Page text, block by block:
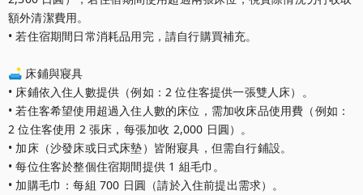
額外清潔費用。
• 若住宿期間日常消耗品用完，請自行購買補充。
🛋️ 床鋪與寢具
• 床鋪依入住人數提供（例如：2 位住客提供一張雙人床）。
• 若住客希望使用超過入住人數的床位，需加收床品使用費（例如：
2 位住客使用 2 張床，每張加收 2,000 日圓）。
• 加床（沙發床或日式床墊）皆附寢具，但需自行鋪設。
• 每位住客於整個住宿期間提供 1 組毛巾。
• 加購毛巾：每組 700 日圓（請於入住前提出需求）。